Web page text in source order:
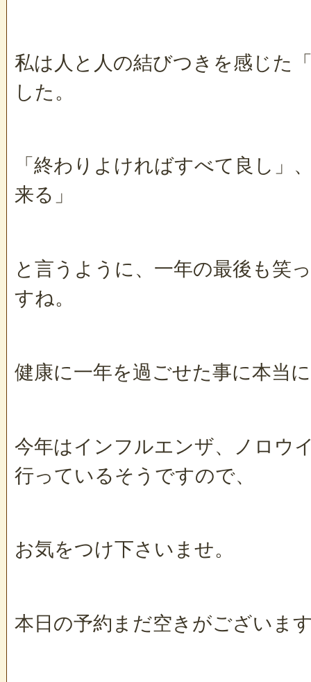
私は人と人の結びつきを感じた
した。
「終わりよければすべて良し」
来る」
と言うように、一年の最後も笑
すね。
健康に一年を過ごせた事に本当
今年はインフルエンザ、ノロウ
行っているそうですので、
お気をつけ下さいませ。
本日の予約まだ空きがございま